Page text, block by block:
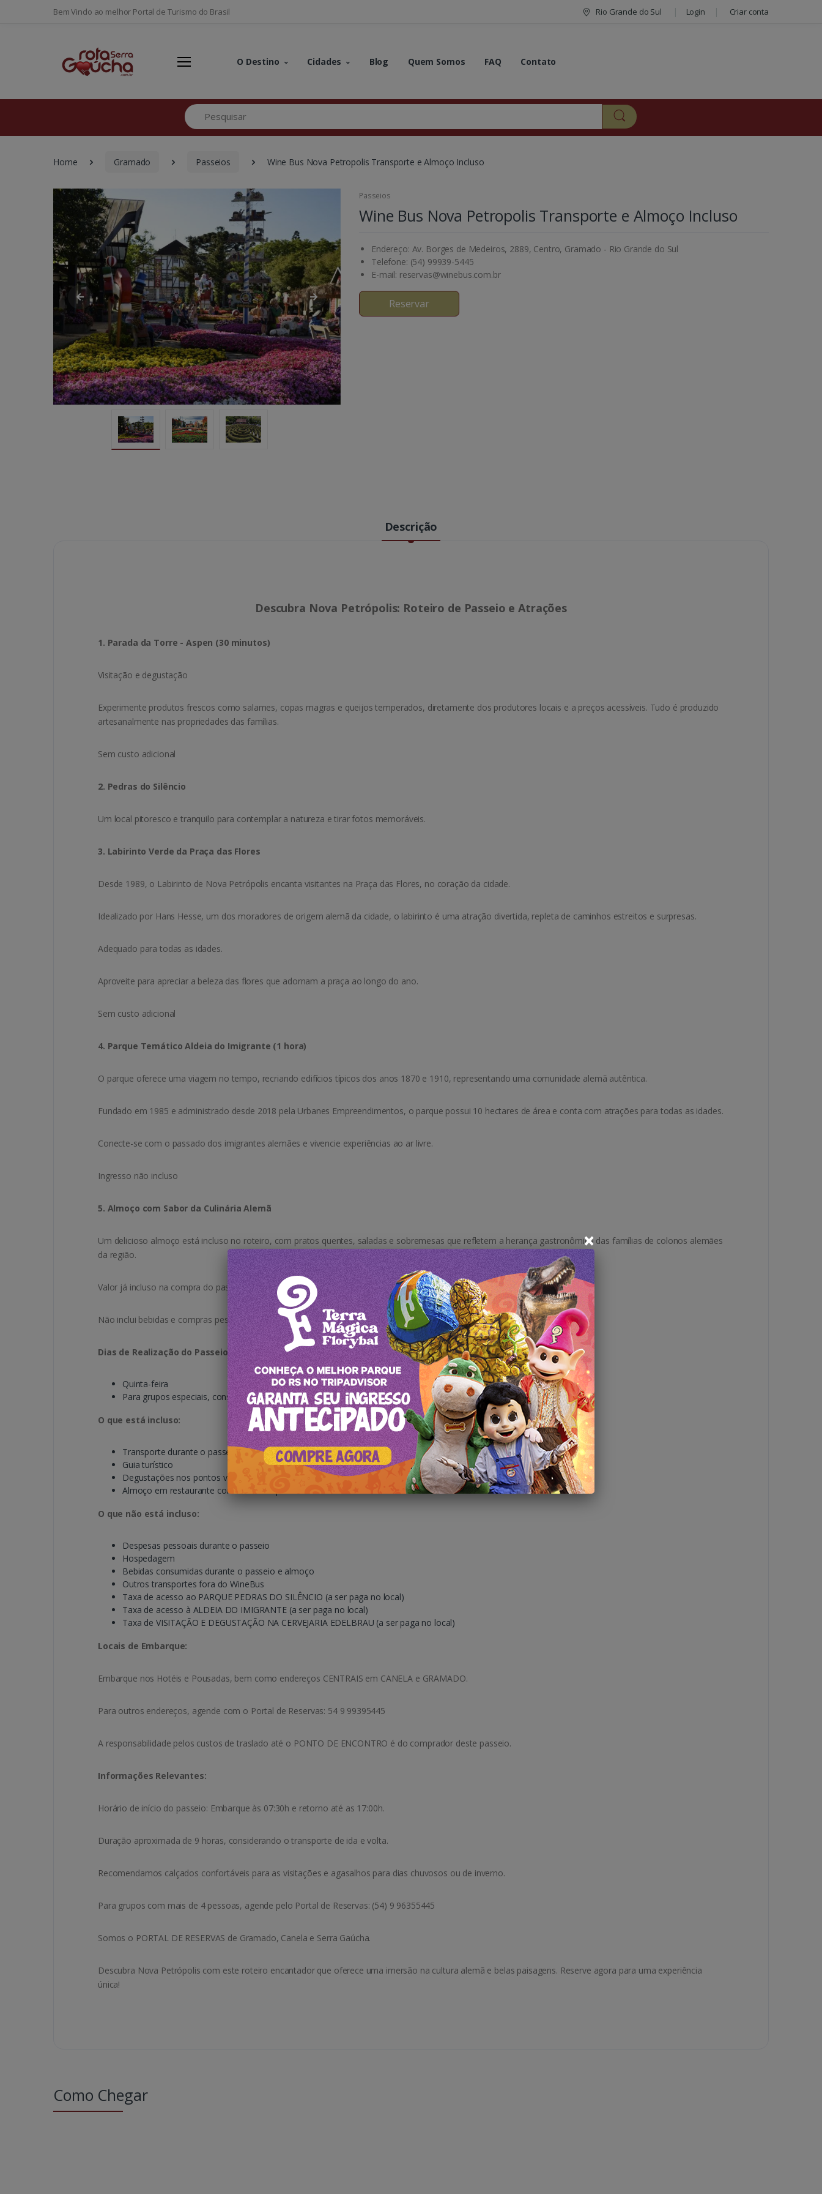
Bem Vindo ao melhor Portal de Turismo do Brasil Rio Grande do Sul Login Criar conta
O Destino Cidades Blog Quem Somos FAQ Contato
Pesquisar
Home Gramado Passeios Wine Bus Nova Petropolis Transporte e Almoço Incluso
Passeios
Wine Bus Nova Petropolis Transporte e Almoço Incluso
Endereço: Av. Borges de Medeiros, 2889, Centro, Gramado - Rio Grande do Sul
Telefone: (54) 99939-5445
E-mail: reservas@winebus.com.br
Reservar
Descrição
Descubra Nova Petrópolis: Roteiro de Passeio e Atrações
1. Parada da Torre - Aspen (30 minutos)
Visitação e degustação
Experimente produtos frescos como salames, copas magras e queijos temperados, diretamente dos produtores locais e a preços acessíveis. Tudo é produzido
artesanalmente nas propriedades das famílias.
Sem custo adicional
2. Pedras do Silêncio
Um local pitoresco e tranquilo para contemplar a natureza e tirar fotos memoráveis.
3. Labirinto Verde da Praça das Flores
Desde 1989, o Labirinto de Nova Petrópolis encanta visitantes na Praça das Flores, no coração da cidade.
Idealizado por Hans Hesse, um dos moradores de origem alemã da cidade, o labirinto é uma atração divertida, repleta de caminhos estreitos e surpresas.
Adequado para todas as idades.
Aproveite para apreciar a beleza das flores que adornam a praça ao longo do ano.
Sem custo adicional
4. Parque Temático Aldeia do Imigrante (1 hora)
O parque oferece uma viagem no tempo, recriando edifícios típicos dos anos 1870 e 1910, representando uma comunidade alemã autêntica.
Fundado em 1985 e administrado desde 2018 pela Urbanes Empreendimentos, o parque possui 10 hectares de área e conta com atrações para todas as idades.
Conecte-se com o passado dos imigrantes alemães e vivencie experiências ao ar livre.
Ingresso não incluso
5. Almoço com Sabor da Culinária Alemã
Um delicioso almoço está incluso no roteiro, com pratos quentes, saladas e sobremesas que refletem a herança gastronômica das famílias de colonos alemães
da região.
Valor já incluso na compra do passeio.
Não inclui bebidas e compras pessoais
Dias de Realização do Passeio:
Quinta-feira
Para grupos especiais, consulte pelo WhatsApp: 54 996355445
O que está incluso:
Transporte durante o passeio
Guia turístico
Degustações nos pontos visitados (sem custo adicional)
Almoço em restaurante com culinária típica alemã
O que não está incluso:
Despesas pessoais durante o passeio
Hospedagem
Bebidas consumidas durante o passeio e almoço
Outros transportes fora do WineBus
Taxa de acesso ao PARQUE PEDRAS DO SILÊNCIO (a ser paga no local)
Taxa de acesso à ALDEIA DO IMIGRANTE (a ser paga no local)
Taxa de VISITAÇÃO E DEGUSTAÇÃO NA CERVEJARIA EDELBRAU (a ser paga no local)
Locais de Embarque:
Embarque nos Hotéis e Pousadas, bem como endereços CENTRAIS em CANELA e GRAMADO.
Para outros endereços, agende com o Portal de Reservas: 54 9 99395445
A responsabilidade pelos custos de traslado até o PONTO DE ENCONTRO é do comprador deste passeio.
Informações Relevantes:
Horário de início do passeio: Embarque às 07:30h e retorno até as 17:00h.
Duração aproximada de 9 horas, considerando o transporte de ida e volta.
Recomendamos calçados confortáveis para as visitações e agasalhos para dias chuvosos ou de inverno.
Para grupos com mais de 4 pessoas, agende pelo Portal de Reservas: (54) 9 96355445
Somos o PORTAL DE RESERVAS de Gramado, Canela e Serra Gaúcha.
Descubra Nova Petrópolis com este roteiro encantador que oferece uma imersão na cultura alemã e belas paisagens. Reserve agora para uma experiência
única!
Como Chegar
×